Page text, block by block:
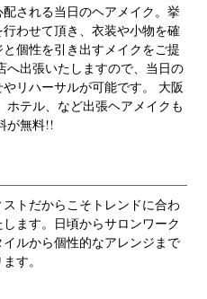
される当日のヘアメイク。挙
わせて頂き、衣装や小物を確
個性を引き出すメイクをご提
へ出張いたしますので、当日の
リハーサルが可能です。 大阪
テル、など出張ヘアメイクも
が無料!!
トだからこそトレンドに合わ
ます。日頃からサロンワーク
ルから個性的なアレンジまで
す。